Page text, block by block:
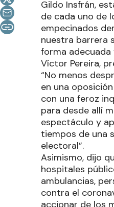
Gildo Insfrán,
de cada uno de
empecinados
nuestra barrera
forma adecuada
Víctor Pereira,
“No menos
en una
con una feroz
para desde allí
espectáculo y
tiempos de una
electoral”.
Asimismo, dijo
hospitales
ambulancias,
contra el
accionar de los